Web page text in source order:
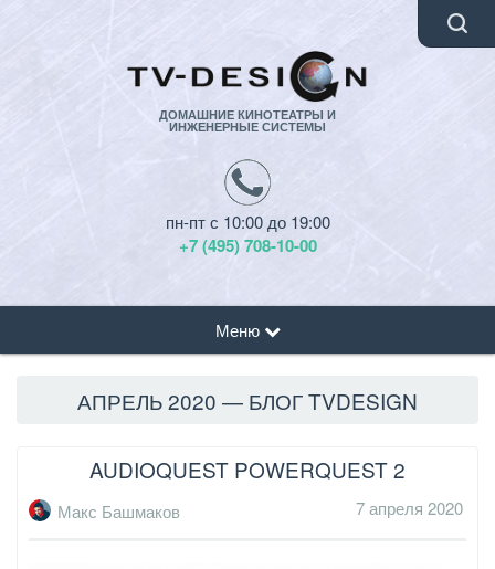
ДОМАШНИЕ КИНОТЕАТРЫ И
ИНЖЕНЕРНЫЕ СИСТЕМЫ
пн-пт с 10:00 до 19:00
+7 (495) 708-10-00
Меню
АПРЕЛЬ 2020 — БЛОГ TVDESIGN
AUDIOQUEST POWERQUEST 2
Макс Башмаков 7 апреля 2020